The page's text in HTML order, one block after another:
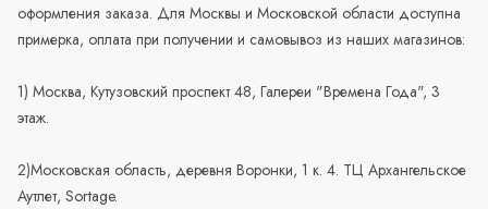
оформления заказа. Для Москвы и Московской области доступна
примерка, оплата при получении и самовывоз из наших магазинов:
1) Москва, Кутузовский проспект 48, Галереи "Времена Года", 3
этаж.
2)Московская область, деревня Воронки, 1 к. 4. ТЦ Архангельское
Аутлет, Sortage.